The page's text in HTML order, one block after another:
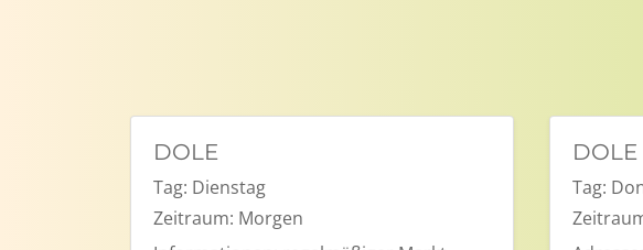
DOLE
Tag: Dienstag
Zeitraum: Morgen
DOLE
Tag: